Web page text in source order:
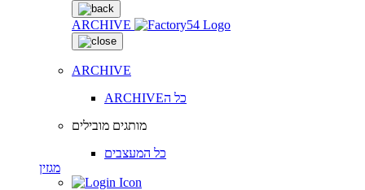
ARCHIVE
ARCHIVE
ARCHIVEכל ה
מותגים מובילים
כל המעצבים
מגזין